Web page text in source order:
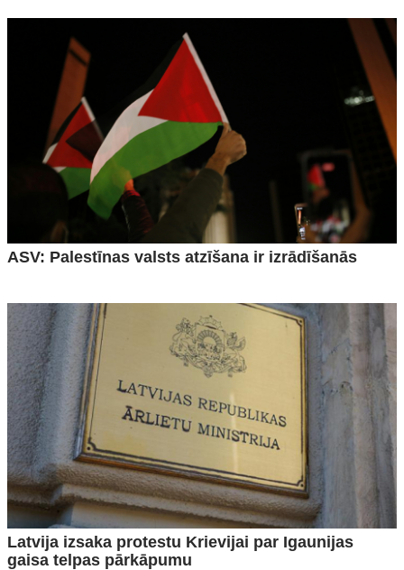
ASV: Palestīnas valsts atzīšana ir izrādīšanās
Latvija izsaka protestu Krievijai par Igaunijas
gaisa telpas pārkāpumu